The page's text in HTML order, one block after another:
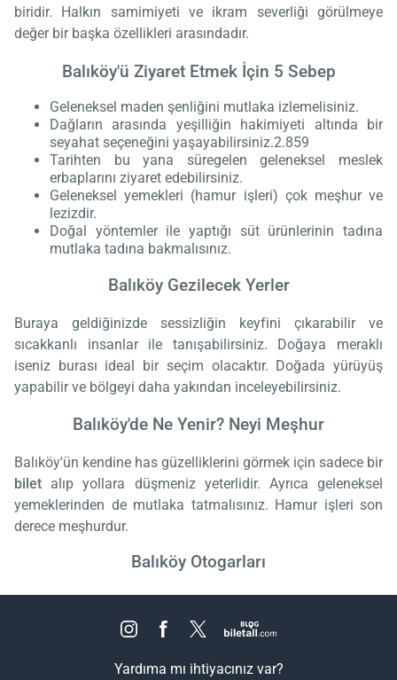
biridir. Halkın samimiyeti ve ikram severliği görülmeye
değer bir başka özellikleri arasındadır.
Balıköy'ü Ziyaret Etmek İçin 5 Sebep
Geleneksel maden şenliğini mutlaka izlemelisiniz.
Dağların arasında yeşilliğin hakimiyeti altında bir
seyahat seçeneğini yaşayabilirsiniz.2.859
Tarihten bu yana süregelen geleneksel meslek
erbaplarını ziyaret edebilirsiniz.
Geleneksel yemekleri (hamur işleri) çok meşhur ve
lezizdir.
Doğal yöntemler ile yaptığı süt ürünlerinin tadına
mutlaka tadına bakmalısınız.
Balıköy Gezilecek Yerler
Buraya geldiğinizde sessizliğin keyfini çıkarabilir ve
sıcakkanlı insanlar ile tanışabilirsiniz. Doğaya meraklı
iseniz burası ideal bir seçim olacaktır. Doğada yürüyüş
yapabilir ve bölgeyi daha yakından inceleyebilirsiniz.
Balıköy'de Ne Yenir? Neyi Meşhur
Balıköy'ün kendine has güzelliklerini görmek için sadece bir
bilet alıp yollara düşmeniz yeterlidir. Ayrıca geleneksel
yemeklerinden de mutlaka tatmalısınız. Hamur işleri son
derece meşhurdur.
Balıköy Otogarları
Yardıma mı ihtiyacınız var?